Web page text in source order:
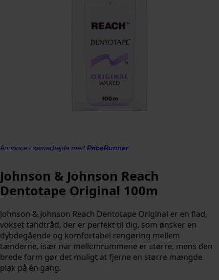
Annonce i samarbejde med PriceRunner
Johnson & Johnson Reach
Dentotape Original 100m
Johnson & Johnson Reach Dentotape Original er en flad,
vokset tandtråd, der er perfekt til dig, som ønsker en
dybdegående og komfortabel rengøring mellem
tænderne, især når mellemrummene er større, mens den
brede form gør det muligt at fjerne en større mængde
plak på én gang.